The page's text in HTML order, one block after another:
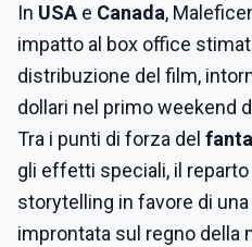
In USA e Canada,
impatto al box office
distribuzione del film,
dollari nel primo weekend
Tra i punti di forza del
gli effetti speciali, il
storytelling in favore di una
improntata sul regno della